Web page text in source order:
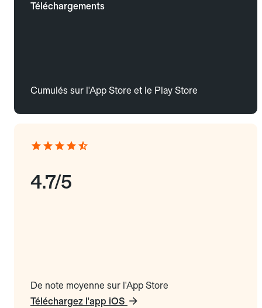
Téléchargements
Cumulés sur l'App Store et le Play Store
4.7/5
De note moyenne sur l'App Store
Téléchargez l'app iOS